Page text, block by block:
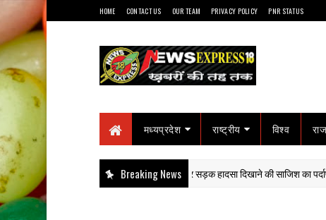
HOME CONTACT US OUR TEAM PRIVACY POLICY PNR STATUS
मध्यप्रदेश राष्ट्रीय विश्व
Breaking News
ने खोला हत्या का राज: हाईवा से कुचलकर सड़क हादसा दिखाने की साजिश का पर्दाफाश